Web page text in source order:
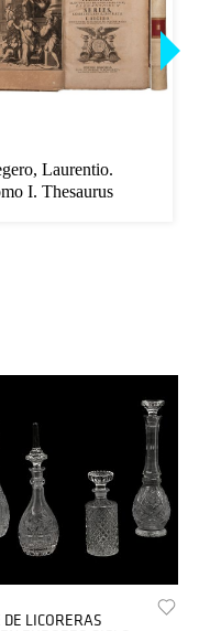
Laurentio.
I. Thesaurus
DE LICORERAS